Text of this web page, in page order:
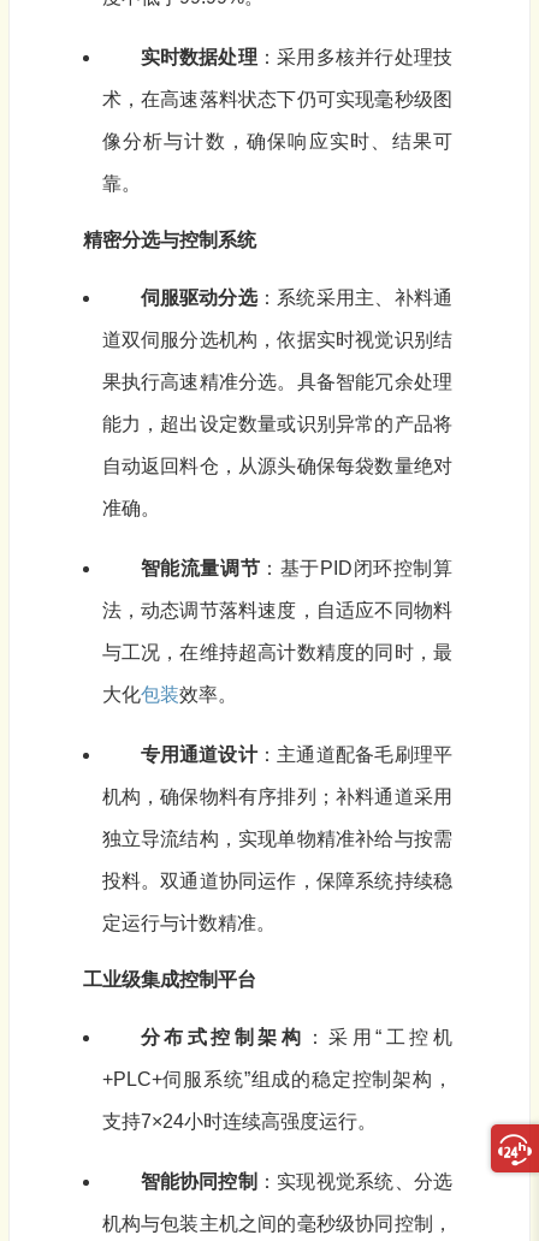
实时数据处理 ：采用多核并行处理技
术，在高速落料状态下仍可实现毫秒级图
像分析与计数，确保响应实时、结果可
靠。
精密分选与控制系统
伺服驱动分选：系统采用主、补料通
道双伺服分选机构，依据实时视觉识别结
果执行高速精准分选。具备智能冗余处理
能力，超出设定数量或识别异常的产品将
自动返回料仓，从源头确保每袋数量绝对
准确。
智能流量调节 ：基于PID闭环控制算
法，动态调节落料速度，自适应不同物料
与工况，在维持超高计数精度的同时，最
大化包装效率。
专用通道设计：主通道配备毛刷理平
机构，确保物料有序排列；补料通道采用
独立导流结构，实现单物精准补给与按需
投料。双通道协同运作，保障系统持续稳
定运行与计数精准。
工业级集成控制平台
分布式控制架构 ：采用“工控机
+PLC+伺服系统”组成的稳定控制架构，
支持7×24小时连续高强度运行。
智能协同控制 ：实现视觉系统、分选
机构与包装主机之间的毫秒级协同控制，